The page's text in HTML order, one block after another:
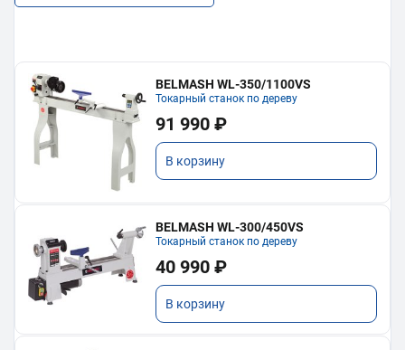
BELMASH WL-350/1100VS
Токарный станок по дереву
91 990 ₽
В корзину
BELMASH WL-300/450VS
Токарный станок по дереву
40 990 ₽
В корзину